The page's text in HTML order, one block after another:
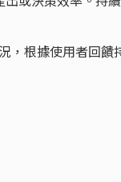
，根據使用者回饋